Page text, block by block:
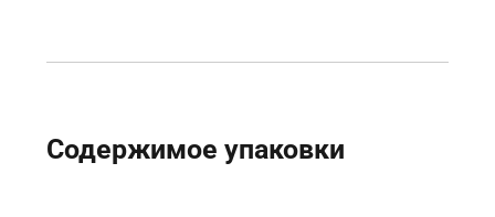
Содержимое упаковки